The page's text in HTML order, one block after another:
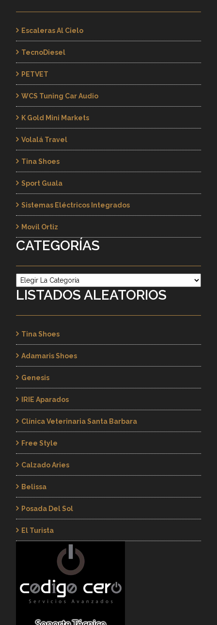
Escaleras Al Cielo
TecnoDiesel
PETVET
WCS Tuning Car Audio
K Gold Mini Markets
Volalá Travel
Tina Shoes
Sport Guala
Sistemas Eléctricos Integrados
Movil Ortiz
CATEGORÍAS
Categorías
LISTADOS ALEATORIOS
Tina Shoes
Adamaris Shoes
Genesis
IRIE Aparados
Clínica Veterinaria Santa Barbara
Free Style
Calzado Aries
Belissa
Posada Del Sol
El Turista